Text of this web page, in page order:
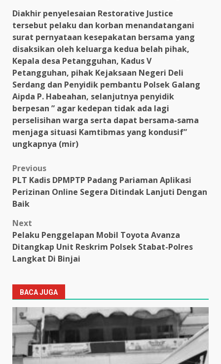
Diakhir penyelesaian Restorative Justice
tersebut pelaku dan korban menandatangani
surat pernyataan kesepakatan bersama yang
disaksikan oleh keluarga kedua belah pihak,
Kepala desa Petangguhan, Kadus V
Petangguhan, pihak Kejaksaan Negeri Deli
Serdang dan Penyidik pembantu Polsek Galang
Aipda P. Habeahan, selanjutnya penyidik
berpesan ” agar kedepan tidak ada lagi
perselisihan warga serta dapat bersama-sama
menjaga situasi Kamtibmas yang kondusif”
ungkapnya (mir)
Post
navigation
Previous
PLT Kadis DPMPTP Padang Pariaman Aplikasi
Perizinan Online Segera Ditindak Lanjuti Dengan
Baik
Next
Pelaku Penggelapan Mobil Toyota Avanza
Ditangkap Unit Reskrim Polsek Stabat-Polres
Langkat Di Binjai
BACA JUGA